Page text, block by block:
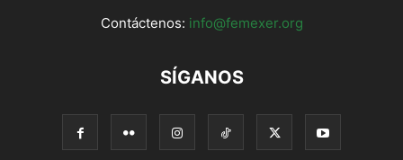
Contáctenos: info@femexer.org
SÍGANOS